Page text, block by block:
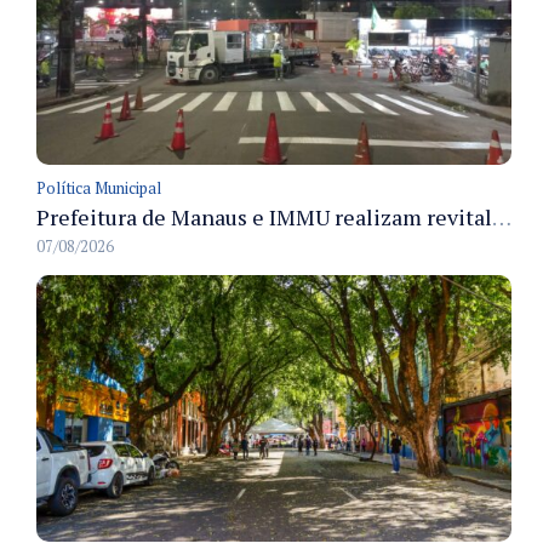
Política Municipal
Prefeitura de Manaus e IMMU realizam revitalização da sinalização viária em corredores das zonas Sul e Norte na noite de 6/8
07/08/2026